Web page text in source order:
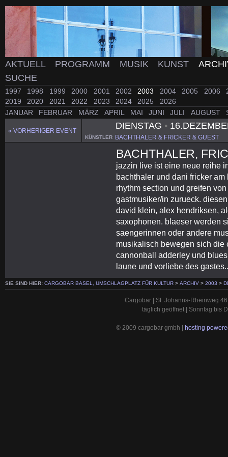
AKTUELL PROGRAMM MUSIK KUNST
SUCHE
1997 1998 1999 2000 2001 2002 2003 2004 2005 2006
2019
2020 2021 2022 2023 2024 2025
2026
JANUAR
FEBRUAR MÄRZ APRIL MAI JUNI JULI AUGUST
« VORHERIGER EVENT
DIENSTAG •
KÜNSTLER BACHTHALER & FRICKER & GUEST
BACHTHALER,
jazzin live ist eine neue reihe
bachthaler und dani fricker
rhythm section und greifen
gastmusiker/in zurueck.
david klein, alex hendriksen,
saxophonen. blaeser werden
saengerinnen oder andere
musikalisch bewegen sich
cannonball adderley und
laune und vorliebe des
SIE SIND HIER: CARGOBAR BASEL, UMSCHLAGPLATZ FÜR KULTUR > ARCHIV > 2003 >
Cargobar | St. Johanns-Rheinweg
täglich geöffnet | Sonntag bis
© 2009 cargobar gmbh | hosting